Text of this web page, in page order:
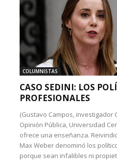
COLUMNISTAS
CASO SEDINI: LOS
PROFESIONALES
(Gustavo Campos, investigador
Opinión Pública, Universidad
ofrece una enseñanza.
Max Weber denominó los
porque sean infalibles ni